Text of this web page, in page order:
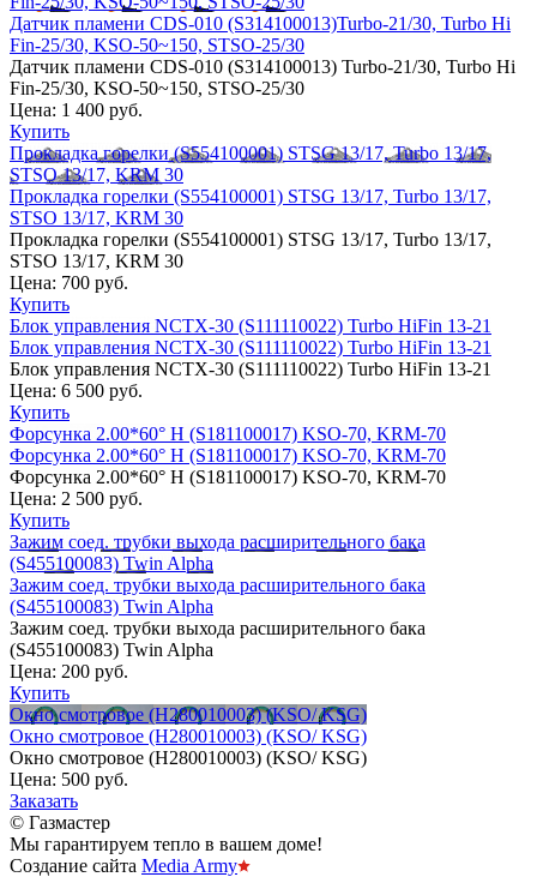
Датчик пламени CDS-010 (S314100013)Turbo-21/30, Turbo Hi
Fin-25/30, KSO-50~150, STSO-25/30
Датчик пламени CDS-010 (S314100013) Turbo-21/30, Turbo Hi
Fin-25/30, KSO-50~150, STSO-25/30
Цена: 1 400 руб.
Купить
Прокладка горелки (S554100001) STSG 13/17, Turbo 13/17,
STSO 13/17, KRM 30
Прокладка горелки (S554100001) STSG 13/17, Turbo 13/17,
STSO 13/17, KRM 30
Прокладка горелки (S554100001) STSG 13/17, Turbo 13/17,
STSO 13/17, KRM 30
Цена: 700 руб.
Купить
Блок управления NCTX-30 (S111110022) Turbo HiFin 13-21
Блок управления NCTX-30 (S111110022) Turbo HiFin 13-21
Блок управления NCTX-30 (S111110022) Turbo HiFin 13-21
Цена: 6 500 руб.
Купить
Форсунка 2.00*60° H (S181100017) KSO-70, KRM-70
Форсунка 2.00*60° H (S181100017) KSO-70, KRM-70
Форсунка 2.00*60° H (S181100017) KSO-70, KRM-70
Цена: 2 500 руб.
Купить
Зажим соед. трубки выхода расширительного бака
(S455100083) Twin Alpha
Зажим соед. трубки выхода расширительного бака
(S455100083) Twin Alpha
Зажим соед. трубки выхода расширительного бака
(S455100083) Twin Alpha
Цена: 200 руб.
Купить
Окно смотровое (H280010003) (KSO/ KSG)
Окно смотровое (H280010003) (KSO/ KSG)
Окно смотровое (H280010003) (KSO/ KSG)
Цена: 500 руб.
Заказать
© Газмастер
Мы гарантируем тепло в вашем доме!
Создание сайта Media Army